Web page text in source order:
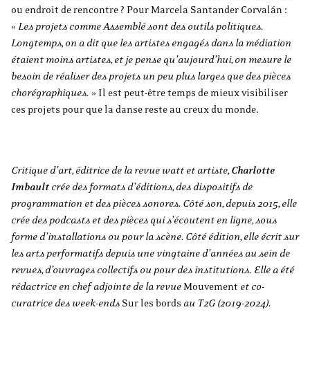
ou endroit de rencontre ? Pour Marcela Santander Corvalán :
« Les projets comme Assemblé sont des outils politiques.
Longtemps, on a dit que les artistes engagés dans la médiation
étaient moins artistes, et je pense qu’aujourd’hui, on mesure le
besoin de réaliser des projets un peu plus larges que des pièces
chorégraphiques. » Il est peut-être temps de mieux visibiliser
ces projets pour que la danse reste au creux du monde.
Critique d’art, éditrice de la revue watt et artiste,Charlotte
Imbaultcrée des formats d’éditions, des dispositifs de
programmation et des pièces sonores. Côté son, depuis 2015, elle
crée des podcasts et des pièces qui s’écoutent en ligne, sous
forme d’installations ou pour la scène. Côté édition, elle écrit sur
les arts performatifs depuis une vingtaine d’années au sein de
revues, d’ouvrages collectifs ou pour des institutions. Elle a été
rédactrice en chef adjointe de la revueMouvement et co-
curatrice des week-ends Sur les bords au T2G (2019-2024).